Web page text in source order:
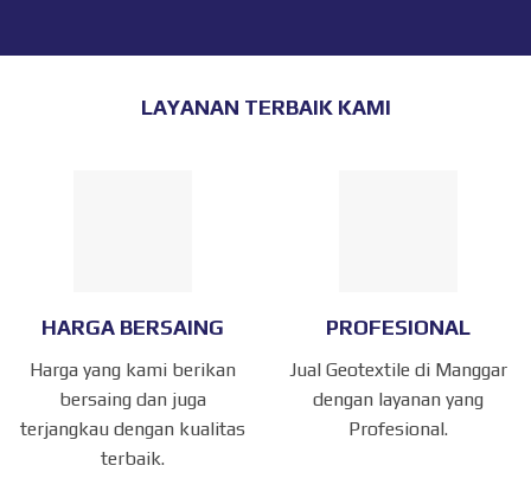
LAYANAN TERBAIK KAMI
HARGA BERSAING
Harga yang kami berikan
bersaing dan juga
terjangkau dengan kualitas
terbaik.
PROFESIONAL
Jual Geotextile di Manggar
dengan layanan yang
Profesional.